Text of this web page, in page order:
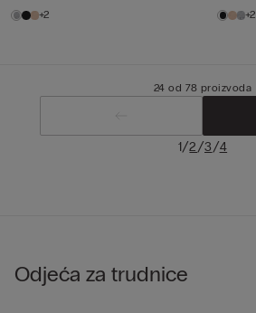
+2 +2
24 od 78 proizvoda
1/2/3/4
Odjeća za trudnice